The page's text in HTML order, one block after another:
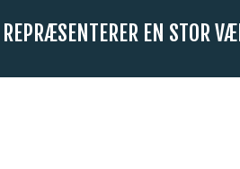
EN STOR